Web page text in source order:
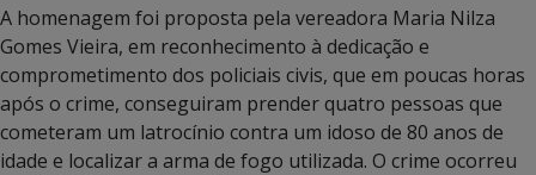
A homenagem foi proposta pela vereadora Maria Nilza
Gomes Vieira, em reconhecimento à dedicação e
comprometimento dos policiais civis, que em poucas horas
após o crime, conseguiram prender quatro pessoas que
cometeram um latrocínio contra um idoso de 80 anos de
idade e localizar a arma de fogo utilizada. O crime ocorreu